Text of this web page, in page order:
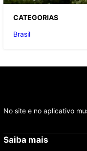
CATEGORIAS
Brasil
No site e no aplicativo
Saiba mais